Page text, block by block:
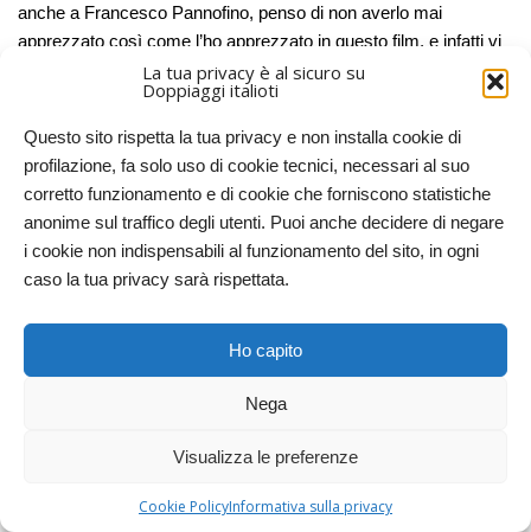
La tua privacy è al sicuro su
Doppiaggi italioti
Questo sito rispetta la tua privacy e non installa cookie di
profilazione, fa solo uso di cookie tecnici, necessari al suo
corretto funzionamento e di cookie che forniscono statistiche
anonime sul traffico degli utenti. Puoi anche decidere di negare
i cookie non indispensabili al funzionamento del sito, in ogni
caso la tua privacy sarà rispettata.
Ho capito
Nega
Visualizza le preferenze
Cookie PolicyInformativa sulla privacy
anche a Francesco Pannofino, penso di non averlo mai
apprezzato così come l’ho apprezzato in questo film, e infatti vi
lascio con il “suo” discorso sui vampiri, cioè il discorsetto che
sembra fatto apposta per poterlo mettere nel trailer per le sale
cinematografiche. Il film
Blade
, anche lui del 1998 e sempre
doppiato da Pannofino, aveva un discorso simile, ma
Vampires
è uscito nelle sale americane qualche mese prima, quindi reputo
Jack Crowe di John Carpenter il primo vero caso di protagonista
che stabilisce le regole del gioco smontando il mito dei vampiri
romantici che in quegli anni (
Lei ha mai visto un vampiro?Per prima cosa non sono
transessuali che se ne vanno in giro in abito da sera a
tentare di rimorchiare tutti quelli che incontrano, con un
. Non diventano pipistrelli, le croci non servono a
treccia d’aglio intorno al collo e quei vigliacchi le arrivano